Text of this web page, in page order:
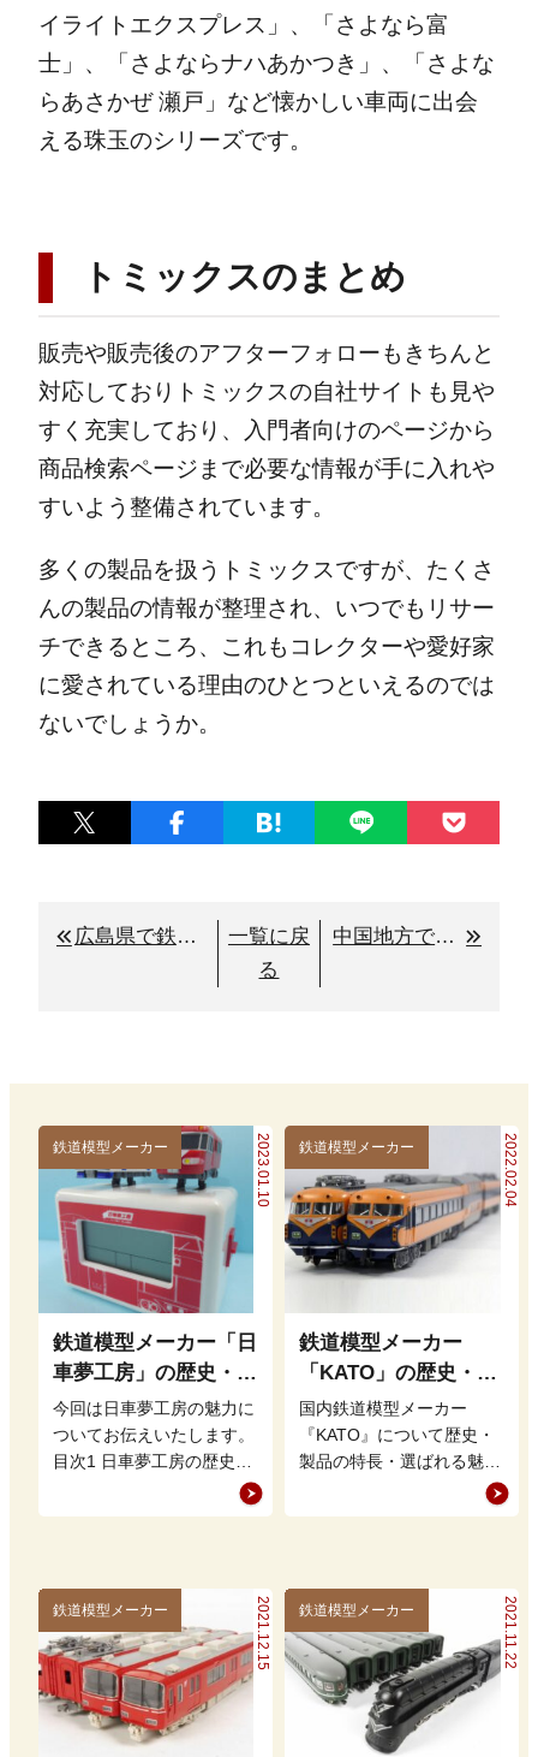
イライトエクスプレス」、「さよなら富
士」、「さよならナハあかつき」、「さよな
らあさかぜ 瀬戸」など懐かしい車両に出会
える珠玉のシリーズです。
トミックスのまとめ
販売や販売後のアフターフォローもきちんと
対応しておりトミックスの自社サイトも見や
すく充実しており、入門者向けのページから
商品検索ページまで必要な情報が手に入れや
すいよう整備されています。
多くの製品を扱うトミックスですが、たくさ
んの製品の情報が整理され、いつでもリサー
チできるところ、これもコレクターや愛好家
に愛されている理由のひとつといえるのでは
ないでしょうか。
広島県で鉄道グッズを売るなら鉄道本舗
一覧に戻
る
中国地方で鉄道グッズを売るなら鉄道本舗
2023.01.10
鉄道模型メーカー
鉄道模型メーカー「日
車夢工房」の歴史・特
徴・魅力を徹底解説
今回は日車夢工房の魅力に
ついてお伝えいたします。
目次1 日車夢工房の歴史2
日車夢工房の特徴3 日車夢
工房のファンを惹きつける
2022.02.04
鉄道模型メーカー
鉄道模型メーカー
「KATO」の歴史・特
徴・魅力を徹底解説
国内鉄道模型メーカー
『KATO』について歴史・
製品の特長・選ばれる魅力
について解説をさせて頂き
ます。 よく聞かれる質問
2021.12.15
鉄道模型メーカー 2021.11.22
鉄道模型メーカー